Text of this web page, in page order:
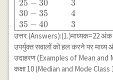
& 18 \\
\hline
\end{array}
\hline 5-10 &
2 \\ 10-15 &
12 \\ 15-20 &
2 \\ 20-25 &
4 \\ 25-30 &
3 \\ 30-35 &
4 \\ 35-40 &
25 − 30
30 − 35
35 − 40
3
4
3
उत्तर (Answers):(1.)माध्यक=22
उपर्युक्त सवालों को हल करने पर माध्य
उदाहरण (Examples of Mean and
कक्षा 10 (Median and Mode